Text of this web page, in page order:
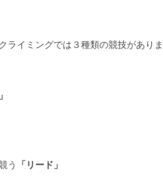
ライミングでは３種類の競技がありま
う 「リード」